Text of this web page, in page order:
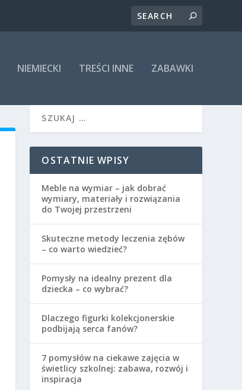
NIEMIECKI TREŚCI INNE ZABAWKI
OSTATNIE WPISY
Meble na wymiar – jak dobrać
wymiary, materiały i rozwiązania
do Twojej przestrzeni
Skuteczne metody leczenia zębów
– co warto wiedzieć?
Pomysły na idealny prezent dla
dziecka – co wybrać?
Dlaczego figurki kolekcjonerskie
podbijają serca fanów?
7 pomysłów na ciekawe zajęcia w
świetlicy szkolnej: zabawa, rozwój i
inspiracja